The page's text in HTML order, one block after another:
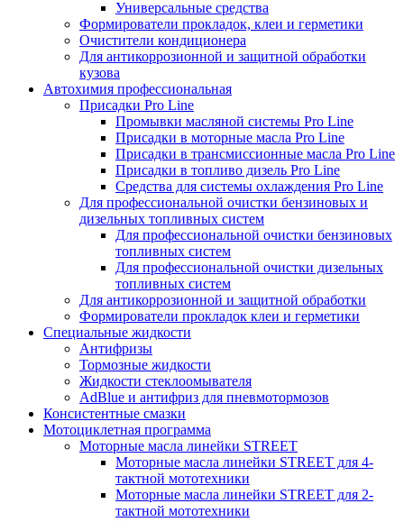
Универсальные средства
Формирователи прокладок, клеи и герметики
Очистители кондиционера
Для антикоррозионной и защитной обработки
кузова
Автохимия профессиональная
Присадки Pro Line
Промывки масляной системы Pro Line
Присадки в моторные масла Pro Line
Присадки в трансмиссионные масла Pro Line
Присадки в топливо дизель Pro Line
Средства для системы охлаждения Pro Line
Для профессиональной очистки бензиновых и
дизельных топливных систем
Для профессиональной очистки бензиновых
топливных систем
Для профессиональной очистки дизельных
топливных систем
Для антикоррозионной и защитной обработки
Формирователи прокладок клеи и герметики
Специальные жидкости
Антифризы
Тормозные жидкости
Жидкости стеклоомывателя
AdBlue и антифриз для пневмотормозов
Консистентные смазки
Мотоциклетная программа
Моторные масла линейки STREET
Моторные масла линейки STREET для 4-
тактной мототехники
Моторные масла линейки STREET для 2-
тактной мототехники